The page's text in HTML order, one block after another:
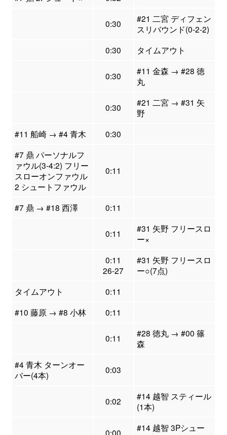
0:30
#21 二宮 ディフェン
スリバウンド(0-2-2)
0:30
タイムアウト
0:30
#11 金森 → #28 徳
丸
0:30
#21 二宮 → #31 矢
野
#11 船崎 → #4 青木
0:30
#7 鼎 パーソナルフ
ァウル(3-4:2) フリー
スローオンファウル
2 シュートファウル
0:11
#7 鼎 → #18 西澤 0:11
0:11
#31 矢野 フリースロ
ー×
0:11
26-27
#31 矢野 フリースロ
ー○(7点)
タイムアウト
0:11
#10 藤原 → #8 小林
0:11
0:11
#28 徳丸 → #00 篠
森
#4 青木 ターンオー
バー(4本)
0:03
0:02
#14 越智 スティール
(1本)
0:00
#14 越智 3Pシュー